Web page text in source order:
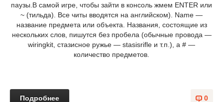
паузы.В самой игре, чтобы зайти в консоль жмем ENTER или
~ (тильда). Все читы вводятся на английском). Name —
название предмета или объекта. Названия, состоящие из
нескольких слов, пишутся без пробела (обычные провода —
wiringkit, стазисное ружье — stasisrifle и т.п.), а # —
количество предметов.
0
Подробнее